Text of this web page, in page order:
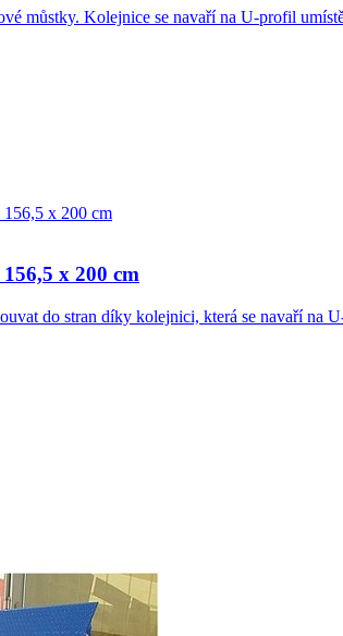
můstky. Kolejnice se navaří na U-profil
x 200 cm
do stran díky kolejnici, která se navaří na